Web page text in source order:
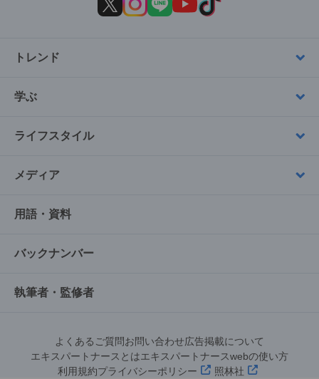
トレンド
学ぶ
ライフスタイル
メディア
用語・資料
バックナンバー
執筆者・監修者
よくあるご質問お問い合わせ広告掲載について
エキスパートナースとはエキスパートナースwebの使い方
利用規約プライバシーポリシー 照林社